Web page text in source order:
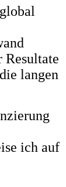
langen
ich auf